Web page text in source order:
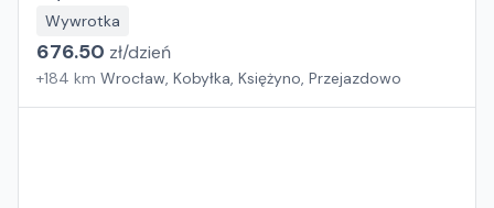
Wywrotka
676.50 zł/dzień
+184 km Wrocław, Kobyłka, Księżyno, Przejazdowo